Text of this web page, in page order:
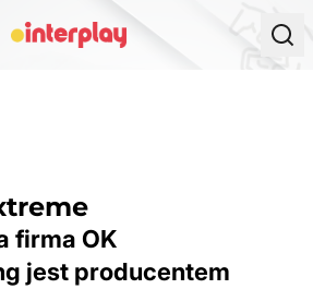
firma OK
jest producentem